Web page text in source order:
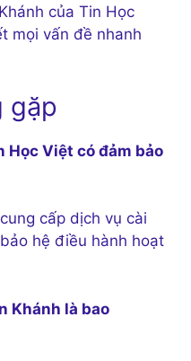
của Tin Học
mọi vấn đề nhanh
gặp
Học Việt có đảm bảo
cấp dịch vụ cài
hệ điều hành hoạt
Khánh là bao